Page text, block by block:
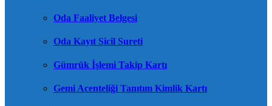
Oda Faaliyet Belgesi
Oda Kayıt Sicil Sureti
Gümrük İşlemi Takip Kartı
Gemi Acenteliği Tanıtım Kimlik Kartı